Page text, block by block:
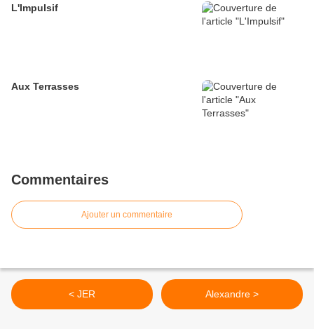
L'Impulsif
Aux Terrasses
Commentaires
Ajouter un commentaire
< JER Alexandre >